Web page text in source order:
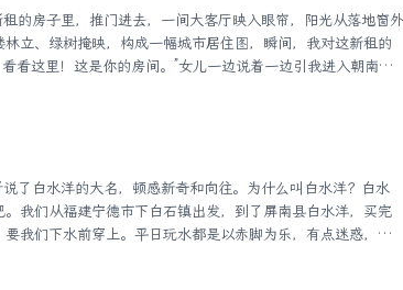
立、绿树掩映，构成一幅城市居住图，瞬间，我对这新租的
看这里！这是你的房间。”女儿一边说着一边引我进入朝南的
还有一张书桌、一个打印机可移动架和一排墙上书架。奶白
我们从福建宁德市下白石镇出发，到了屏南县白水洋，买完
我们下水前穿上。平日玩水都是以赤脚为乐，有点迷惑，但
的道理。 白水洋四面青山环抱，两条清澈见底的溪流——仙耙